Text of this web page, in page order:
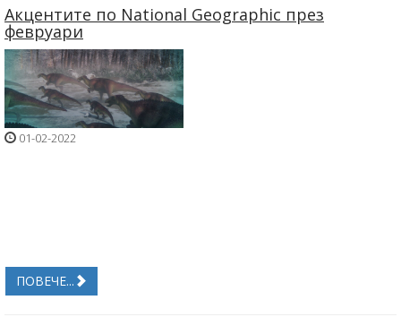
Акцентите по National Geographic през
февруари
01-02-2022
ПОВЕЧЕ...